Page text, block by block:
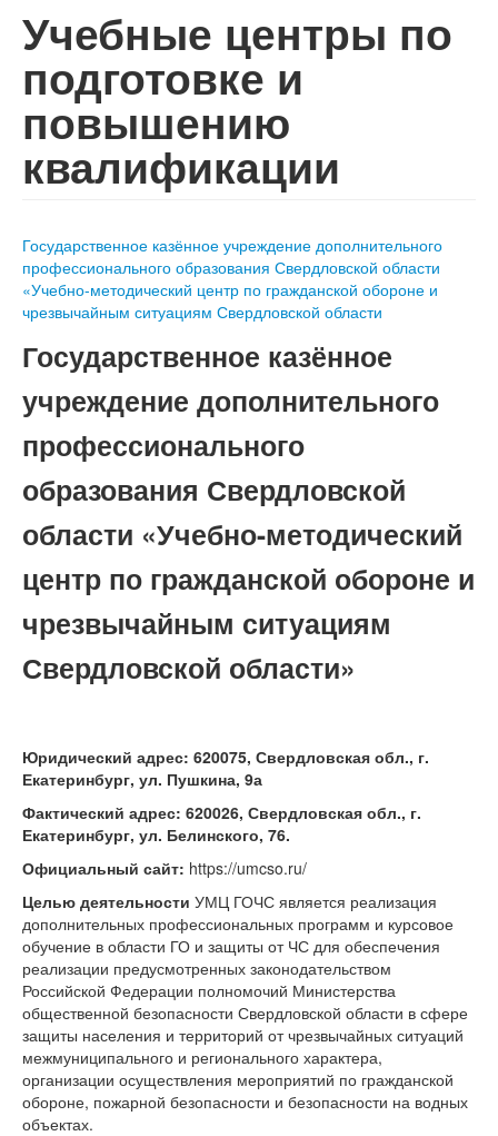
Учебные центры по
подготовке и
повышению
квалификации
Государственное казённое учреждение дополнительного
профессионального образования Свердловской области
«Учебно-методический центр по гражданской обороне и
чрезвычайным ситуациям Свердловской области
Государственное казённое
учреждение дополнительного
профессионального
образования Свердловской
области «Учебно-методический
центр по гражданской обороне и
чрезвычайным ситуациям
Свердловской области»
Юридический адрес: 620075, Свердловская обл., г.
Екатеринбург, ул. Пушкина, 9а
Фактический адрес: 620026, Свердловская обл., г.
Екатеринбург, ул. Белинского, 76.
Официальный сайт: https://umcso.ru/
Целью деятельности УМЦ ГОЧС является реализация
дополнительных профессиональных программ и курсовое
обучение в области ГО и защиты от ЧС для обеспечения
реализации предусмотренных законодательством
Российской Федерации полномочий Министерства
общественной безопасности Свердловской области в сфере
защиты населения и территорий от чрезвычайных ситуаций
межмуниципального и регионального характера,
организации осуществления мероприятий по гражданской
обороне, пожарной безопасности и безопасности на водных
объектах.